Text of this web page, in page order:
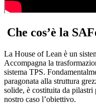
Che cos’è la
La House of Lean è un
Accompagna la
sistema TPS.
paragonata alla struttura
solide, è costituita da pilastri
nostro caso l’obiettivo.